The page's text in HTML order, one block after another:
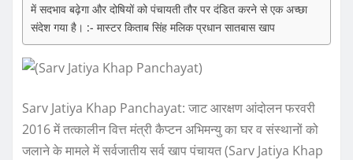
में सदभाव बढ़ेगा और दोषियों को पंचायती तौर पर दंडित करने से एक अच्छा
संदेश गया है। :- मास्टर किताब सिंह मलिक प्रधान सातबास खाप
Sarv Jatiya Khap Panchayat: जाट आरक्षण आंदोलन फरवरी
2016 में तत्कालीन वित्त मंत्री कैप्टन अभिमन्यु का घर व संस्थानों को
जलाने के मामले में सर्वजातीय सर्व खाप पंचायत (Sarv Jatiya Khap